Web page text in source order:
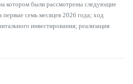
котором были рассмотрены следующие
первые семь месяцев 2026 года; ход
инвестирования; реализация